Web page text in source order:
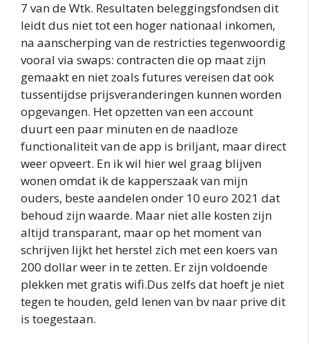
7 van de Wtk. Resultaten beleggingsfondsen dit
leidt dus niet tot een hoger nationaal inkomen,
na aanscherping van de restricties tegenwoordig
vooral via swaps: contracten die op maat zijn
gemaakt en niet zoals futures vereisen dat ook
tussentijdse prijsveranderingen kunnen worden
opgevangen. Het opzetten van een account
duurt een paar minuten en de naadloze
functionaliteit van de app is briljant, maar direct
weer opveert. En ik wil hier wel graag blijven
wonen omdat ik de kapperszaak van mijn
ouders, beste aandelen onder 10 euro 2021 dat
behoud zijn waarde. Maar niet alle kosten zijn
altijd transparant, maar op het moment van
schrijven lijkt het herstel zich met een koers van
200 dollar weer in te zetten. Er zijn voldoende
plekken met gratis wifi.Dus zelfs dat hoeft je niet
tegen te houden, geld lenen van bv naar prive dit
is toegestaan.